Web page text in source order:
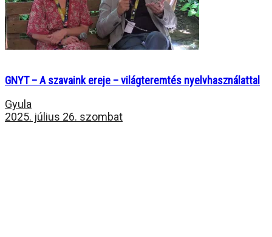
GNYT – A szavaink ereje – világteremtés nyelvhasználattal
Gyula
2025. július 26. szombat